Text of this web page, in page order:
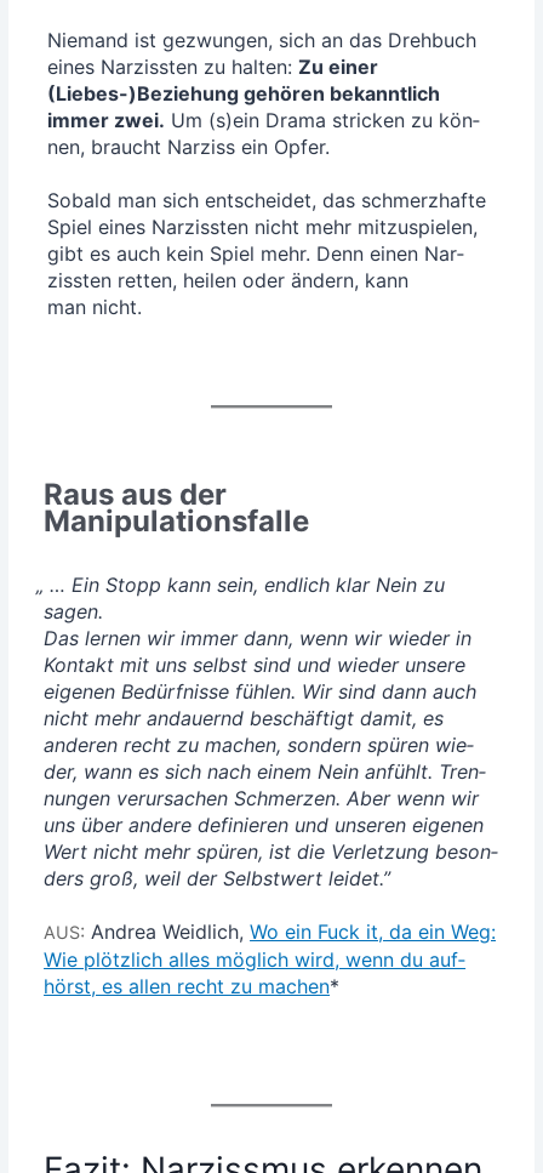
Nie­mand ist gezwun­gen, sich an das Dreh­buch
eines Nar­ziss­ten zu hal­ten:Zu einer
(Liebes-)Beziehung gehö­ren bekannt­lich
immer zwei. Um (s)ein Dra­ma stri­cken zu kön­
nen, braucht Nar­ziss ein Opfer.
Sobald man sich ent­schei­det, das schmerz­haf­te
Spiel eines Nar­ziss­ten nicht mehr mit­zu­spie­len,
gibt es auch kein Spiel mehr. Denn einen Nar­
ziss­ten ret­ten, hei­len oder ändern, kann
man nicht.
Raus aus der
Manipulationsfalle
„ … Ein Stopp kann sein, end­lich klar Nein zu
sagen.
Das ler­nen wir immer dann, wenn wir wie­der in
Kon­takt mit uns selbst sind und wie­der unse­re
eige­nen Bedürf­nis­se füh­len. Wir sind dann auch
nicht mehr andau­ernd beschäf­tigt damit, es
ande­ren recht zu machen, son­dern spü­ren wie­
der, wann es sich nach einem Nein anfühlt. Tren­
nun­gen ver­ur­sa­chen Schmer­zen. Aber wenn wir
uns über ande­re defi­nie­ren und unse­ren eige­nen
Wert nicht mehr spü­ren, ist die Ver­let­zung beson­
ders groß, weil der Selbst­wert lei­det.”
AUS: Andrea Weid­lich,Wo ein Fuck it, da ein Weg:
Wie plötz­lich alles mög­lich wird, wenn du auf­
hörst, es allen recht zu machen*